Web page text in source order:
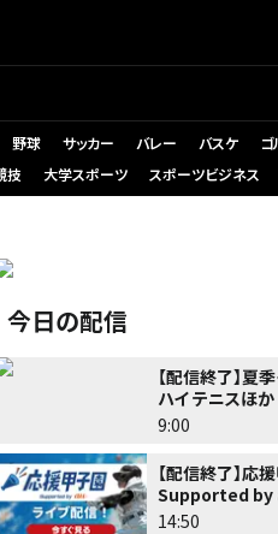
野球 サッカー バレー バスケ
ゴ
技 大学スポーツ スポーツビジネス
今日の配信
【配信終了】夏
ハイ テニスほか
9:00
【配信終了】応
Supported by
14:50